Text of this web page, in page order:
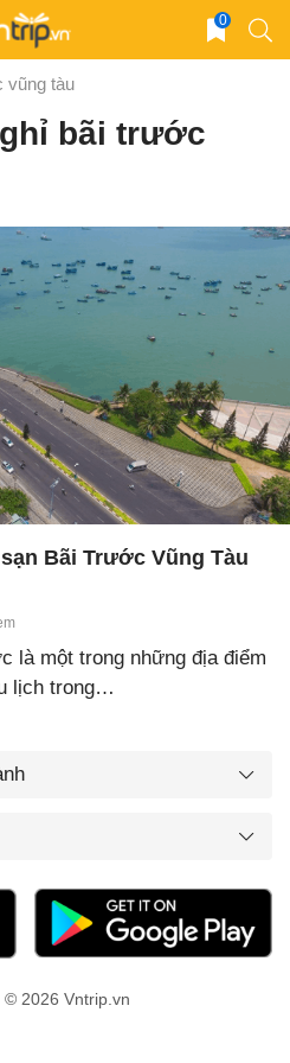
0
vũng tàu
bãi trước
Bãi Trước Vũng Tàu
là một trong những địa điểm
lịch trong…
© 2026 Vntrip.vn